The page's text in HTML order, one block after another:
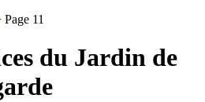
Page 11
du Jardin de